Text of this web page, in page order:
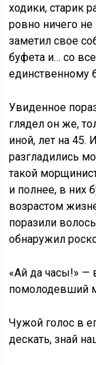
ходики, старик
ровно ничего
заметил свое
буфета и… со
единственному
Увиденное
глядел он же,
иной, лет на 45.
разгладились
такой
и полнее, в них
возрастом
поразили
обнаружил
«Ай да часы!» —
помолодевший
Чужой голос в
дескать, знай